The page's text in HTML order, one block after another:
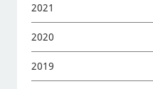
2021
2020
2019